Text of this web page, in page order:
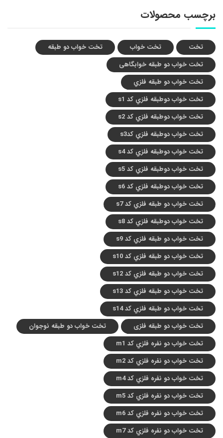
برچسب محصولات
تخت تخت خواب
تخت خواب دو طبقه
تخت خواب دو طبقه خوابگاهی
تخت خواب دو طبقه فلزي
تخت خواب دوطبقه فلزي کد s1
تخت خواب دوطبقه فلزي کد s2
تخت خواب دوطبقه فلزي کدs3
تخت خواب دوطبقه فلزي کد s4
تخت خواب دوطبقه فلزي کد s5
تخت خواب دوطبقه فلزي کد s6
تخت خواب دو طبقه فلزي کد s7
تخت خواب دوطبقه فلزي کد s8
تخت خواب دو طبقه فلزي کد s9
تخت خواب دو طبقه فلزي کد s10
تخت خواب دو طبقه فلزي کد s12
تخت خواب دو طبقه فلزي کد s13
تخت خواب دو طبقه فلزي کد s14
تخت خواب دو طبقه فلزی
تخت خواب دو طبقه نوجوان
تخت خواب دو نفره فلزي کد m1
تخت خواب دو نفره فلزي کد m2
تخت خواب دو نفره فلزي کد m4
تخت خواب دو نفره فلزي کد m5
تخت خواب دو نفره فلزي کد m6
تخت خواب دو نفره فلزي کد m7